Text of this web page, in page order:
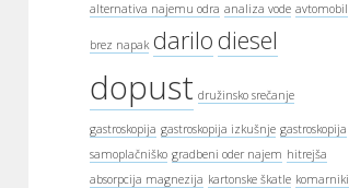
alternativa najemu odra analiza vode avtomobil
brez napak darilodiesel
dopust družinsko srečanje
gastroskopija gastroskopija izkušnje gastroskopija
samoplačniško gradbeni oder najem hitrejša
absorpcija magnezija kartonske škatle komarniki